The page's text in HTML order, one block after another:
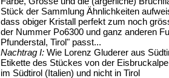
Stück der Sammlung Ähnlichkeiten
dass obiger Kristall perfekt zum noch
der Nummer Po6300 und ganz anderen
Pfunderstal, Tirol" passt...
Nachtrag I: Wie Lorenz Gluderer aus
Etikette des Stückes von der
im Südtirol (Italien) und nicht in Tirol